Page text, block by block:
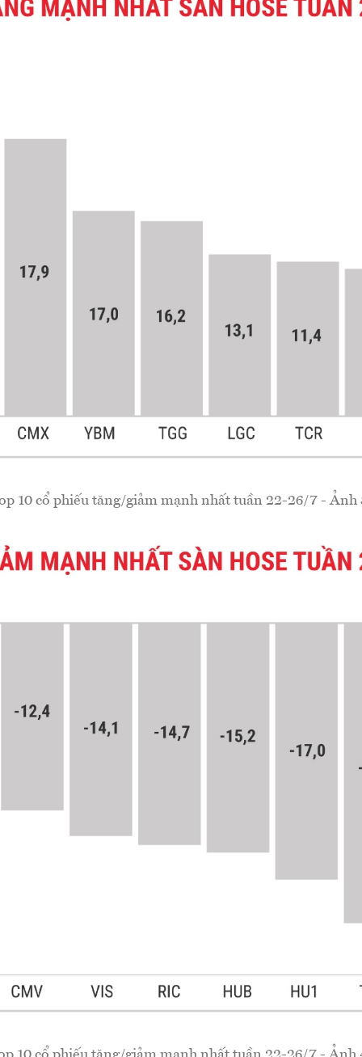
10 cổ phiếu tăng/giảm mạnh nhất tuần 22-26/7 - Ảnh